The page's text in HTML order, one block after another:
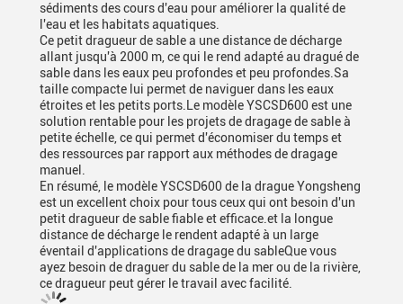
sédiments des cours d'eau pour améliorer la qualité de
l'eau et les habitats aquatiques.
Ce petit dragueur de sable a une distance de décharge
allant jusqu'à 2000 m, ce qui le rend adapté au dragué de
sable dans les eaux peu profondes et peu profondes.Sa
taille compacte lui permet de naviguer dans les eaux
étroites et les petits ports.Le modèle YSCSD600 est une
solution rentable pour les projets de dragage de sable à
petite échelle, ce qui permet d'économiser du temps et
des ressources par rapport aux méthodes de dragage
manuel.
En résumé, le modèle YSCSD600 de la drague Yongsheng
est un excellent choix pour tous ceux qui ont besoin d'un
petit dragueur de sable fiable et efficace.et la longue
distance de décharge le rendent adapté à un large
éventail d'applications de dragage du sableQue vous
ayez besoin de draguer du sable de la mer ou de la rivière,
ce dragueur peut gérer le travail avec facilité.